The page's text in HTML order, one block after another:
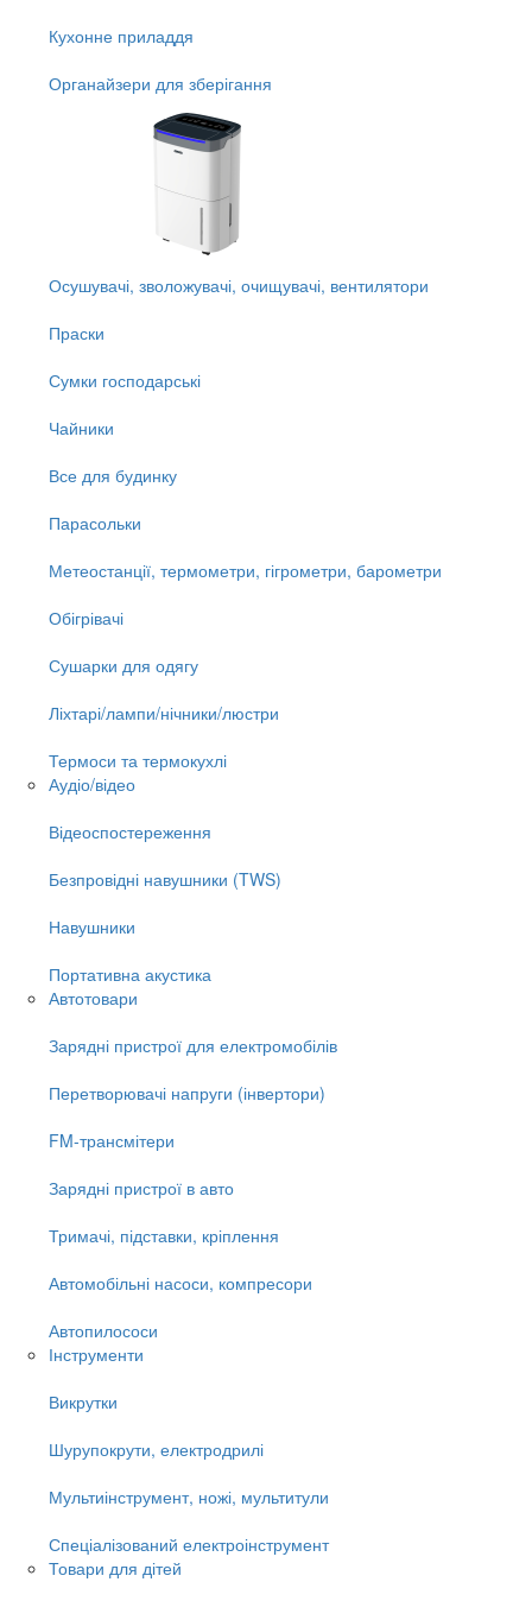
Кухонне приладдя
Органайзери для зберігання
Осушувачі, зволожувачі, очищувачі, вентилятори
Праски
Сумки господарські
Чайники
Все для будинку
Парасольки
Метеостанції, термометри, гігрометри, барометри
Обігрівачі
Сушарки для одягу
Ліхтарі/лампи/нічники/люстри
Термоси та термокухлі
Аудіо/відео
Відеоспостереження
Безпровідні навушники (TWS)
Навушники
Портативна акустика
Автотовари
Зарядні пристрої для електромобілів
Перетворювачі напруги (інвертори)
FM-трансмітери
Зарядні пристрої в авто
Тримачі, підставки, кріплення
Автомобільні насоси, компресори
Автопилососи
Інструменти
Викрутки
Шурупокрути, електродрилі
Мультиінструмент, ножі, мультитули
Спеціалізований електроінструмент
Товари для дітей